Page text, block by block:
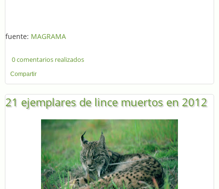
fuente: MAGRAMA
0 comentarios realizados
Compartir
21 ejemplares de lince muertos en 2012